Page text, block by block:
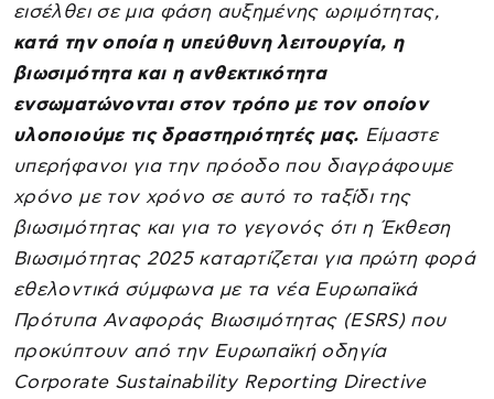
εισέλθει σε μια φάση αυξημένης ωριμότητας,
κατά την οποία η υπεύθυνη λειτουργία, η
βιωσιμότητα και η ανθεκτικότητα
ενσωματώνονται στον τρόπο με τον οποίον
υλοποιούμε τις δραστηριότητές μας. Είμαστε
υπερήφανοι για την πρόοδο που διαγράφουμε
χρόνο με τον χρόνο σε αυτό το ταξίδι της
βιωσιμότητας και για το γεγονός ότι η Έκθεση
Βιωσιμότητας 2025 καταρτίζεται για πρώτη φορά
εθελοντικά σύμφωνα με τα νέα Ευρωπαϊκά
Πρότυπα Αναφοράς Βιωσιμότητας (ESRS) που
προκύπτουν από την Ευρωπαϊκή οδηγία
Corporate Sustainability Reporting Directive